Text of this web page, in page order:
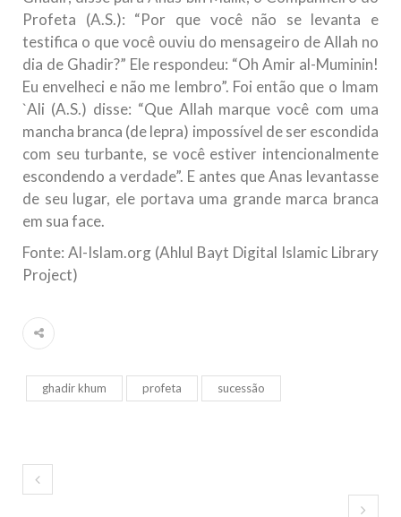
Profeta (A.S.): “Por que você não se levanta e
testifica o que você ouviu do mensageiro de Allah no
dia de Ghadir?” Ele respondeu: “Oh Amir al-Muminin!
Eu envelheci e não me lembro”. Foi então que o Imam
`Ali (A.S.) disse: “Que Allah marque você com uma
mancha branca (de lepra) impossível de ser escondida
com seu turbante, se você estiver intencionalmente
escondendo a verdade”. E antes que Anas levantasse
de seu lugar, ele portava uma grande marca branca
em sua face.
Fonte: Al-Islam.org (Ahlul Bayt Digital Islamic Library
Project)
ghadir khum profeta sucessão